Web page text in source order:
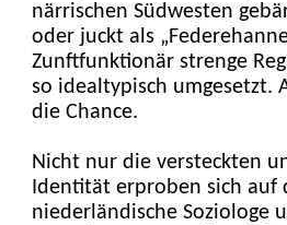
närrischen Südwesten
oder juckt als
Zunftfunktionär strenge
so idealtypisch umgesetzt.
die Chance.
Nicht nur die versteckten
Identität erproben sich auf
niederländische Soziologe